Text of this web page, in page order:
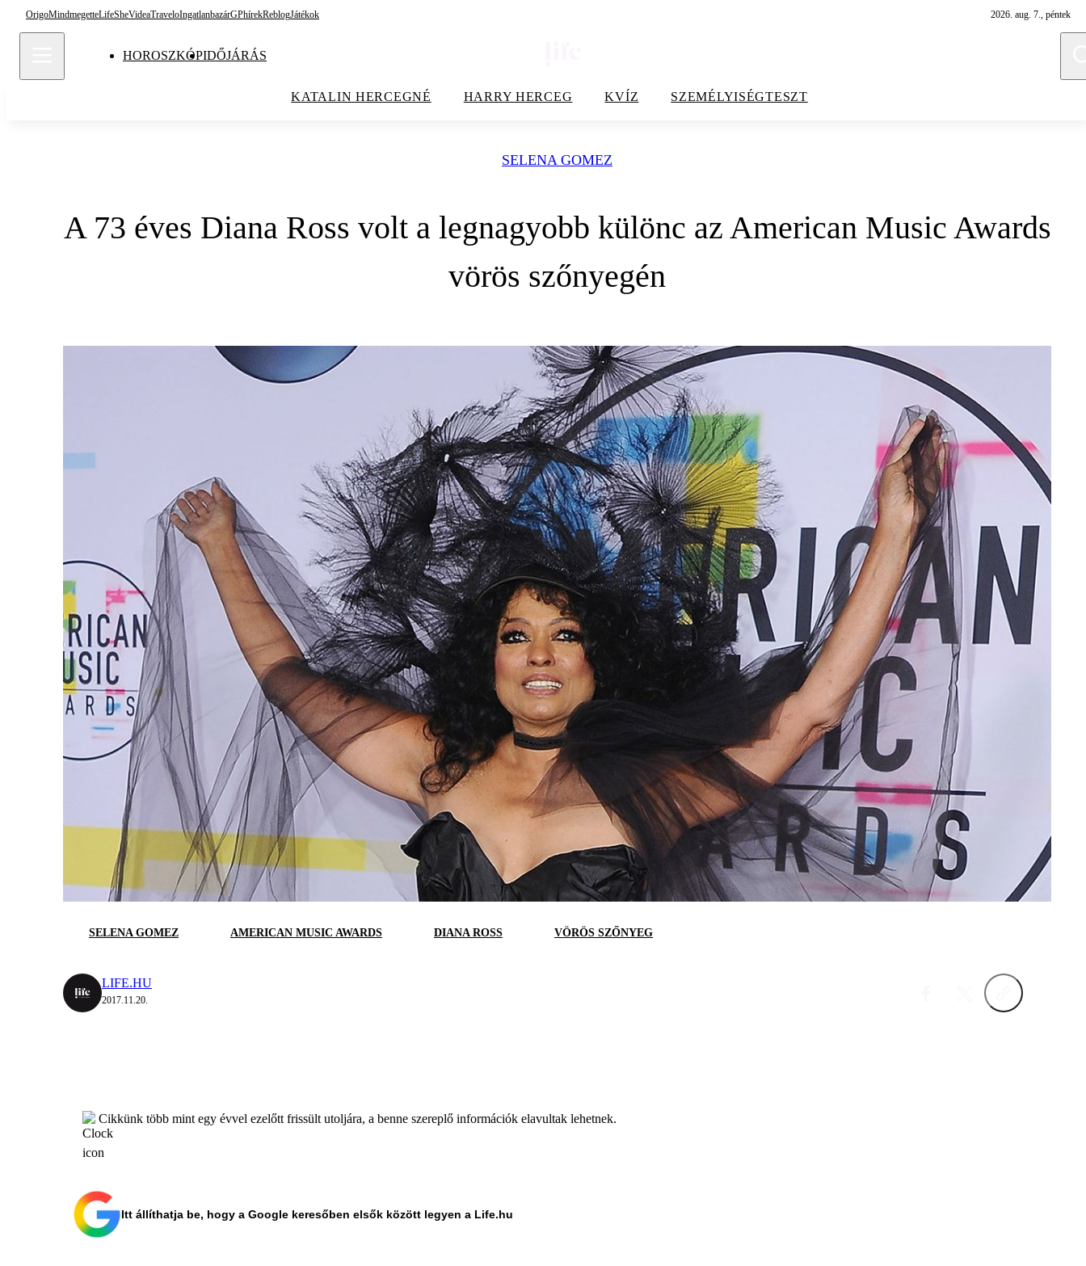
OrigoMindmegetteLifeSheVideaTraveloIngatlanbazárGPhírekReblogJátékok 2026. aug. 7., péntek
HOROSZKÓPIDŐJÁRÁS
KATALIN HERCEGNÉ HARRY HERCEG KVÍZ SZEMÉLYISÉGTESZT
SELENA GOMEZ
A 73 éves Diana Ross volt a legnagyobb különc az American Music Awards
vörös szőnyegén
SELENA GOMEZ AMERICAN MUSIC AWARDS DIANA ROSS VÖRÖS SZŐNYEG
LIFE.HU
2017.11.20.
Cikkünk több mint egy évvel ezelőtt frissült utoljára, a benne szereplő információk elavultak lehetnek.
Itt állíthatja be, hogy a Google keresőben elsők között legyen a Life.hu